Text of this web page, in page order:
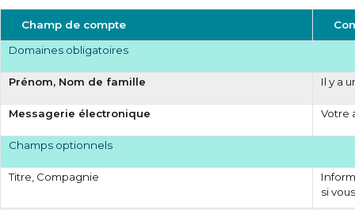
Champ de compte
Domaines obligatoires
Prénom, Nom de famille Il y a
Messagerie électronique Votre
Champs optionnels
Titre, Compagnie
si